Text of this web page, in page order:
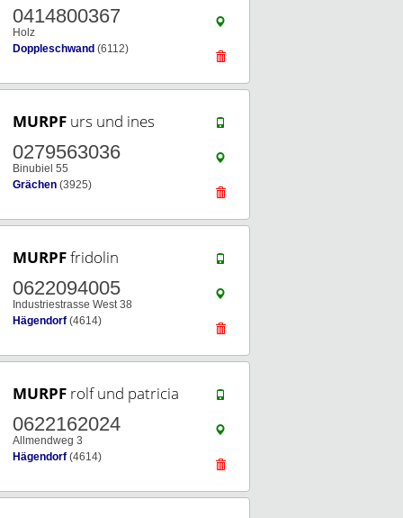
0414800367
Holz
Doppleschwand (6112)
MURPF urs und ines
0279563036
Binubiel 55
Grächen (3925)
MURPFfridolin
0622094005
Industriestrasse West 38
Hägendorf (4614)
MURPF rolf und patricia
0622162024
Allmendweg 3
Hägendorf (4614)